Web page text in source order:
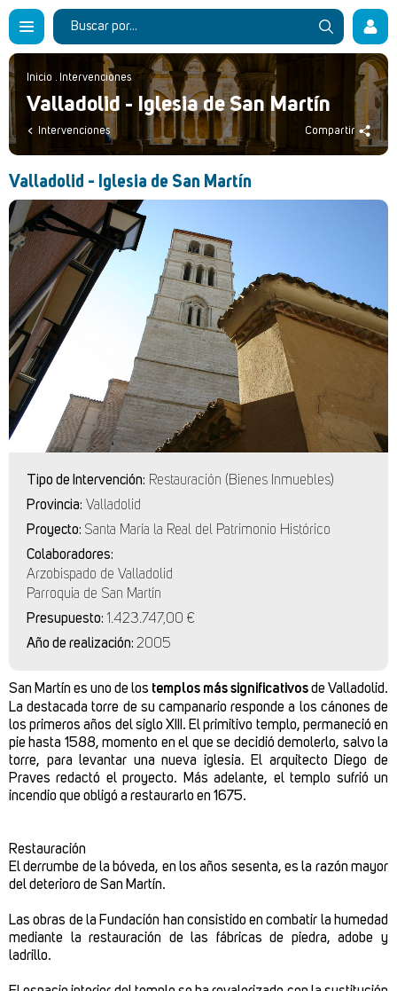
Inicio . Intervenciones
Valladolid - Iglesia de San Martín
Intervenciones Compartir
Valladolid - Iglesia de San Martín
Tipo de Intervención: Restauración (Bienes Inmuebles)
Provincia: Valladolid
Proyecto: Santa María la Real del Patrimonio Histórico
Colaboradores:
Arzobispado de Valladolid
Parroquia de San Martín
Presupuesto: 1.423.747,00 €
Año de realización: 2005
San Martín es uno de los templos más significativosde Valladolid.
La destacada torre de su campanario responde a los cánones de
los primeros años del siglo XIII. El primitivo templo, permaneció en
pie hasta 1588, momento en el que se decidió demolerlo, salvo la
torre, para levantar una nueva iglesia. El arquitecto Diego de
Praves redactó el proyecto. Más adelante, el templo sufrió un
incendio que obligó a restaurarlo en 1675.
Restauración
El derrumbe de la bóveda, en los años sesenta, es la razón mayor
del deterioro de San Martín.
Las obras de la Fundación han consistido en combatir la humedad
mediante la restauración de las fábricas de piedra, adobe y
ladrillo.